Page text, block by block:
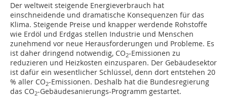
Der weltweit steigende Energieverbrauch hat
einschneidende und dramatische Konsequenzen für das
Klima. Steigende Preise und knapper werdende Rohstoffe
wie Erdöl und Erdgas stellen Industrie und Menschen
zunehmend vor neue Herausforderungen und Probleme. Es
ist daher dringend notwendig, CO2-Emissionen zu
reduzieren und Heizkosten einzusparen. Der Gebäudesektor
ist dafür ein wesentlicher Schlüssel, denn dort entstehen 20
% aller CO2-Emissionen. Deshalb hat die Bundesregierung
das CO2-Gebäudesanierungs-Programm gestartet.